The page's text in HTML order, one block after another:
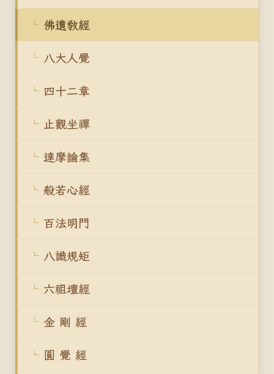
佛遺教經
八大人覺
四十二章
止觀坐禪
達摩論集
般若心經
百法明門
八識規矩
六祖壇經
金 剛 經
圓 覺 經